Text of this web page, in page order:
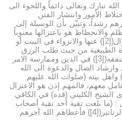
تبارك وتعالى دائماً واللجوء الى
الأمور وانتشار الفتن
رشداً، وتبيّن بأن الوسيلة إلى
والانحطاط هو باعتزالها معنوياً
وتجنب التأثر بها، وليس من الضروري الانعزال([2]) عنها والانزواء في البيت أو
الطبيعية من حيث طلب الرزق
وسدّ الاحتياجات المتنوعة والاهم من ذلك التفقه([3]) في الدين وممارسة الامر
الضال والدعوة الى الله
واهل بيته (صلوات الله عليهم
معهم، فالمهم إذن هو الاعتزال
الشيخ الكليني (قده) في الكافي
: (ما بلغت تقية أحد تقية أصحاب
الكهف إن كانوا ليشهدون الأعياد ويشدون الزنانير([4]) فأعطاهم الله أجرهم